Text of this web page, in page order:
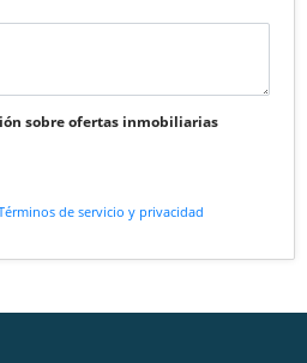
sobre ofertas inmobiliarias
de servicio y privacidad